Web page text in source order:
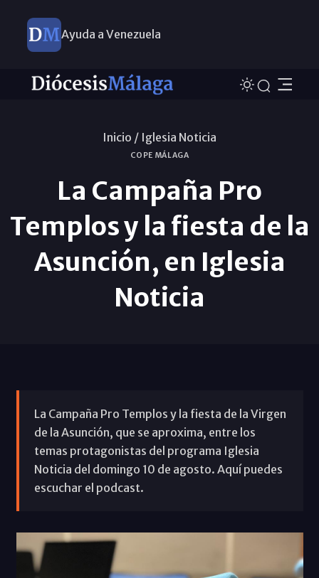
Ayuda a Venezuela
Inicio / Iglesia Noticia
COPE MÁLAGA
La Campaña Pro
Templos y la fiesta de la
Asunción, en Iglesia
Noticia
La Campaña Pro Templos y la fiesta de la Virgen
de la Asunción, que se aproxima, entre los
temas protagonistas del programa Iglesia
Noticia del domingo 10 de agosto. Aquí puedes
escuchar el podcast.